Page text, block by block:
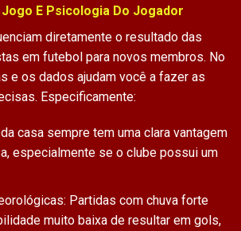
Jogo E Psicologia Do Jogador
diretamente o resultado das
em futebol para novos membros. No
e os dados ajudam você a fazer as
Especificamente:
casa sempre tem uma clara vantagem
especialmente se o clube possui um
Partidas com chuva forte
muito baixa de resultar em gols,